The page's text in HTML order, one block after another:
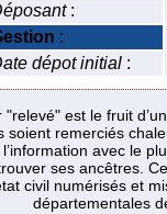
:
:
dépot initial :
"relevé" est le fruit
soient remerciés
avec le
ses ancêtres.
civil numérisés et
départementales